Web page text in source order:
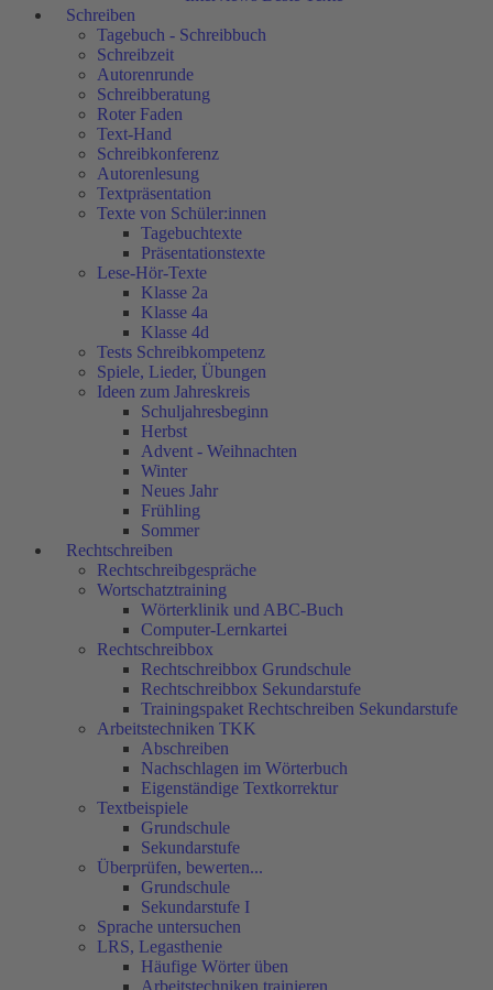
Schreiben
Tagebuch - Schreibbuch
Schreibzeit
Autorenrunde
Schreibberatung
Roter Faden
Text-Hand
Schreibkonferenz
Autorenlesung
Textpräsentation
Texte von Schüler:innen
Tagebuchtexte
Präsentationstexte
Lese-Hör-Texte
Klasse 2a
Klasse 4a
Klasse 4d
Tests Schreibkompetenz
Spiele, Lieder, Übungen
Ideen zum Jahreskreis
Schuljahresbeginn
Herbst
Advent - Weihnachten
Winter
Neues Jahr
Frühling
Sommer
Rechtschreiben
Rechtschreibgespräche
Wortschatztraining
Wörterklinik und ABC-Buch
Computer-Lernkartei
Rechtschreibbox
Rechtschreibbox Grundschule
Rechtschreibbox Sekundarstufe
Trainingspaket Rechtschreiben Sekundarstufe
Arbeitstechniken TKK
Abschreiben
Nachschlagen im Wörterbuch
Eigenständige Textkorrektur
Textbeispiele
Grundschule
Sekundarstufe
Überprüfen, bewerten...
Grundschule
Sekundarstufe I
Sprache untersuchen
LRS, Legasthenie
Häufige Wörter üben
Arbeitstechniken trainieren